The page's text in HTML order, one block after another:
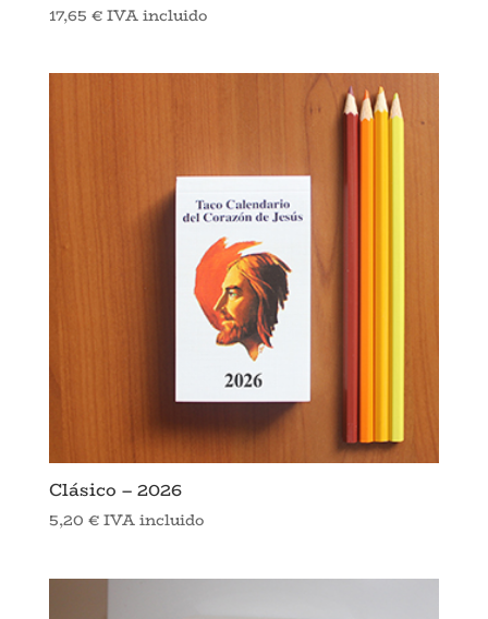
17,65 €IVA incluido
Clásico – 2026
5,20 €IVA incluido